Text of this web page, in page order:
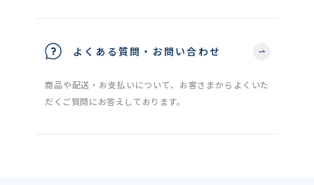
よくある質問・お問い合わせ
商品や配送・お支払いについて、お客さまからよくいた
だくご質問にお答えしております。